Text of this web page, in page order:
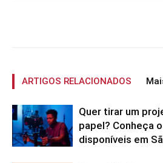
ARTIGOS RELACIONADOS
Quer tirar um
papel? Conheça
disponíveis em